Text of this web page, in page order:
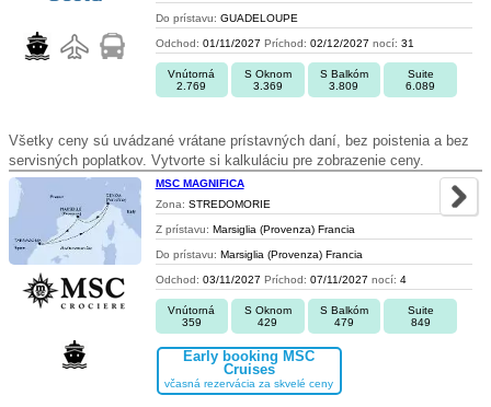
Do prístavu: GUADELOUPE
Odchod: 01/11/2027 Príchod: 02/12/2027 nocí: 31
Vnútorná
2.769
S Oknom
3.369
S Balkóm
3.809
Suite
6.089
Všetky ceny sú uvádzané vrátane prístavných daní, bez poistenia a bez
servisných poplatkov. Vytvorte si kalkuláciu pre zobrazenie ceny.
MSC MAGNIFICA
Zona: STREDOMORIE
Z prístavu: Marsiglia (Provenza) Francia
Do prístavu: Marsiglia (Provenza) Francia
Odchod: 03/11/2027 Príchod: 07/11/2027 nocí: 4
Vnútorná
359
S Oknom
429
S Balkóm
479
Suite
849
Early booking MSC
Cruises
včasná rezervácia za skvelé ceny